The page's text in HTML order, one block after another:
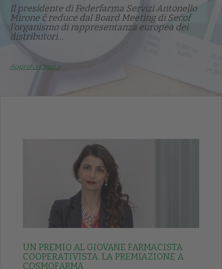
Il presidente di Federfarma Servizi Antonello
Mirone č reduce dal Board Meeting di Secof
l'organismo di rappresentanza europea dei
distributori...
Approfondisci >
UN PREMIO AL GIOVANE FARMACISTA
COOPERATIVISTA. LA PREMIAZIONE A
COSMOFARMA